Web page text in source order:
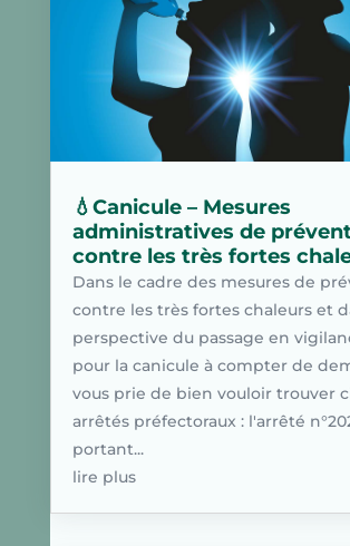
💧Canicule – Mesures
administratives de
contre les très fortes
Dans le cadre des mesures de
contre les très fortes chaleurs et
perspective du passage en
pour la canicule à compter de
vous prie de bien vouloir trouver
arrêtés préfectoraux : l'arrêté
portant...
lire plus